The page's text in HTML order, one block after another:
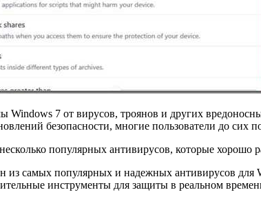
Windows 7 от вирусов, троянов и других
безопасности, многие пользователи до
популярных антивирусов, которые
из самых популярных и надежных антивирусов для
инструменты для защиты в реальном